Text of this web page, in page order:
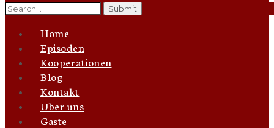
Search
for:
Home
Episoden
Kooperationen
Blog
Kontakt
Über uns
Gäste